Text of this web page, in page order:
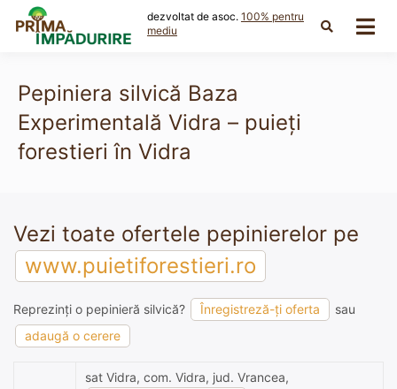
content
dezvoltat de asoc. 100% pentru
mediu
Pepiniera silvică Baza
Experimentală Vidra – puieți
forestieri în Vidra
Vezi toate ofertele pepinierelor pe
www.puietiforestieri.ro
Reprezinți o pepinieră silvică? Înregistreză-ți oferta
sau
adaugă o cerere
sat Vidra, com. Vidra, jud. Vrancea,